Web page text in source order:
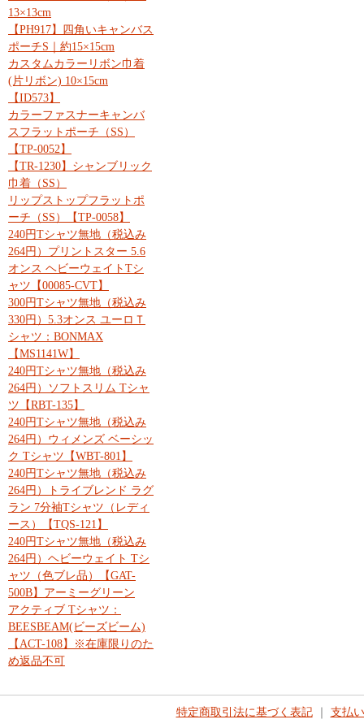
13×13cm
【PH917】四角いキャンバス
ポーチS｜約15×15cm
カスタムカラーリボン巾着
(片リボン) 10×15cm
【ID573】
カラーファスナーキャンバ
スフラットポーチ（SS）
【TP-0052】
【TR-1230】シャンブリック
巾着（SS）
リップストップフラットポ
ーチ（SS）【TP-0058】
240円Tシャツ無地（税込み
264円）プリントスター 5.6
オンス ヘビーウェイトTシ
ャツ【00085-CVT】
300円Tシャツ無地（税込み
330円）5.3オンス ユーロＴ
シャツ：BONMAX
【MS1141W】
240円Tシャツ無地（税込み
264円）ソフトスリム Tシャ
ツ【RBT-135】
240円Tシャツ無地（税込み
264円）ウィメンズ ベーシッ
ク Tシャツ【WBT-801】
240円Tシャツ無地（税込み
264円）トライブレンド ラグ
ラン 7分袖Tシャツ（レディ
ース）【TQS-121】
240円Tシャツ無地（税込み
264円）ヘビーウェイト Tシ
ャツ（色ブレ品）【GAT-
500B】アーミーグリーン
アクティブ Tシャツ：
BEESBEAM(ビーズビーム)
【ACT-108】※在庫限りのた
め返品不可
特定商取引法に基づく表記｜ 支払